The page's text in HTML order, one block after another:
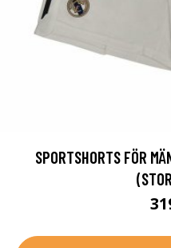
SPORTSHORTS FÖR